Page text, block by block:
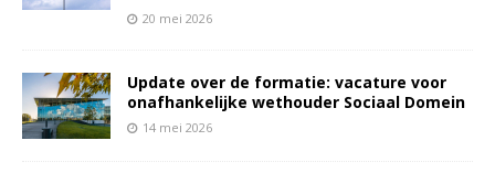
20 mei 2026
Update over de formatie: vacature voor
onafhankelijke wethouder Sociaal Domein
14 mei 2026